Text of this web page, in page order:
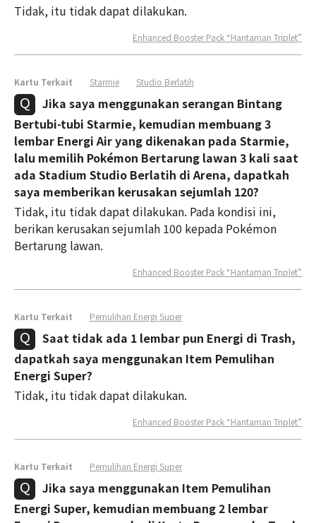
Tidak, itu tidak dapat dilakukan.
Enhanced Booster Pack “Hantaman Triplet”
Kartu Terkait Starmie Studio Berlatih
Jika saya menggunakan serangan Bintang
Bertubi-tubi Starmie, kemudian membuang 3
lembar Energi Air yang dikenakan pada Starmie,
lalu memilih Pokémon Bertarung lawan 3 kali saat
ada Stadium Studio Berlatih di Arena, dapatkah
saya memberikan kerusakan sejumlah 120?
Tidak, itu tidak dapat dilakukan. Pada kondisi ini,
berikan kerusakan sejumlah 100 kepada Pokémon
Bertarung lawan.
Enhanced Booster Pack “Hantaman Triplet”
Kartu Terkait Pemulihan Energi Super
Saat tidak ada 1 lembar pun Energi di Trash,
dapatkah saya menggunakan Item Pemulihan
Energi Super?
Tidak, itu tidak dapat dilakukan.
Enhanced Booster Pack “Hantaman Triplet”
Kartu Terkait Pemulihan Energi Super
Jika saya menggunakan Item Pemulihan
Energi Super, kemudian membuang 2 lembar